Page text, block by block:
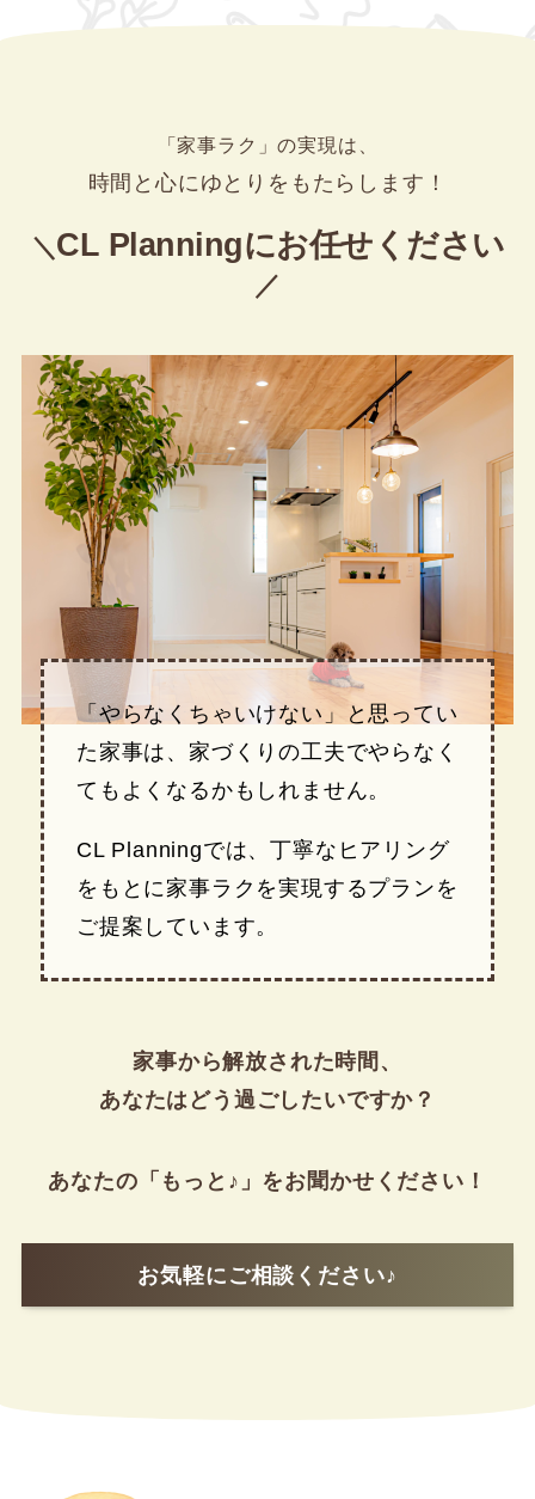
「家事ラク」の実現は、
時間と心にゆとりをもたらします！
＼CL Planningにお任せください
／
「やらなくちゃいけない」と思ってい
た家事は、家づくりの工夫でやらなく
てもよくなるかもしれません。
CL Planningでは、丁寧なヒアリング
をもとに家事ラクを実現するプランを
ご提案しています。
家事から解放された時間、
あなたはどう過ごしたいですか？
あなたの「もっと♪」をお聞かせください！
お気軽にご相談ください♪